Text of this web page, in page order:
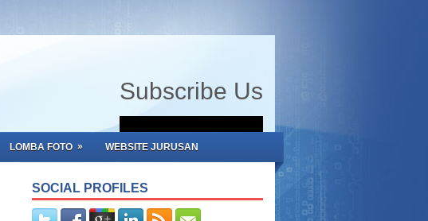
Subscribe Us
LOMBA FOTO » WEBSITE JURUSAN
SOCIAL PROFILES